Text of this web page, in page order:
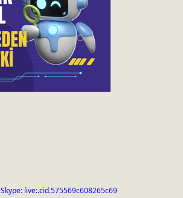
Skype: live:.cid.575569c608265c69